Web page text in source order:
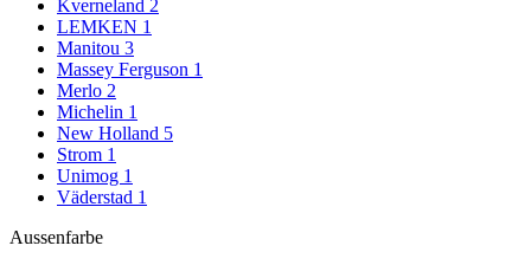
Kverneland 2
LEMKEN 1
Manitou 3
Massey Ferguson 1
Merlo 2
Michelin 1
New Holland 5
Strom 1
Unimog 1
Väderstad 1
Aussenfarbe